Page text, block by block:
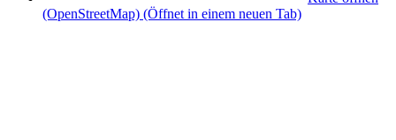
(OpenStreetMap) (Öffnet in einem neuen Tab)